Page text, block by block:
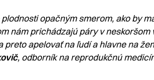
opačným smerom, ako by
nám prichádzajú páry v
preto apelovať na ľudí a hlavne na
, odborník na reprodukčnú